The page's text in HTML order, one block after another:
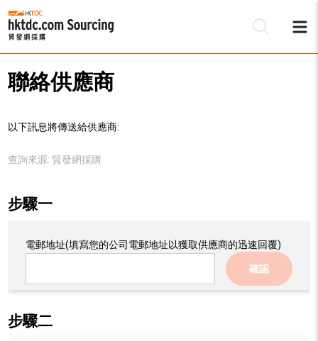
聯絡供應商
以下訊息將傳送給供應商:
查詢來源: 貿發網採購
步驟一
電郵地址(填寫您的公司電郵地址以獲取供應商的迅速回覆)
確認
步驟二